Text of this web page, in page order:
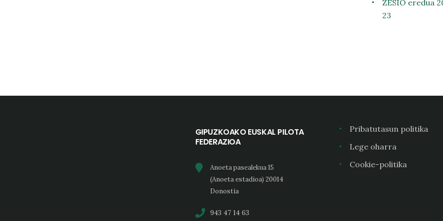
ZESIO eredua
23
GIPUZKOAKO EUSKAL PILOTA
FEDERAZIOA
Anoeta pasealekua 15
(Anoeta estadioa) 20014
Donostia
943 47 14 63
Pribatutasun politika
Lege oharra
Cookie-politika